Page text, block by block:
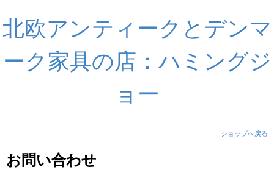
北欧アンティークとデンマ
ーク家具の店：ハミングジ
ョー
ショップへ戻る
お問い合わせ